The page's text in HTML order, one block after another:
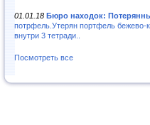
01.01.18 Бюро находок:
потрфель.Утерян портфель бежево-
внутри 3 тетради..
Посмотреть все